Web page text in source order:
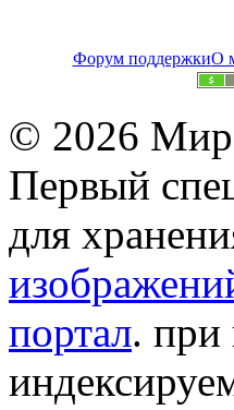
Форум поддержкиО
© 2026
Первый
для
портал. при